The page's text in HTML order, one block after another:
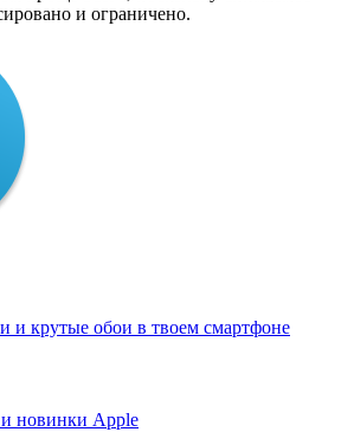
и ограничено.
и крутые обои в твоем смартфоне
новинки Apple